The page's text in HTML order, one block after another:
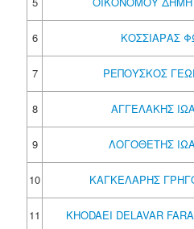
6
ΚΟΣΣΙΑΡΑΣ
7 ΡΕΠΟΥΣΚΟΣ
8
ΑΓΓΕΛΑΚΗΣ
9
ΛΟΓΟΘΕΤΗΣ
10 ΚΑΓΚΕΛΑΡΗΣ
11 KHODAEI DELAVAR